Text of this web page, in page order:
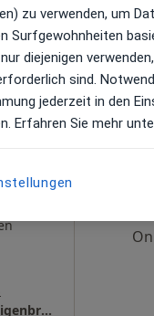
Zahnarztpraxis am Kreuzberg Dr. Matthias Eigenbrodt Zahnarzt
zu verwenden, um
Surfgewohnheiten
diejenigen
sind.
jederzeit in den
Erfahren Sie mehr